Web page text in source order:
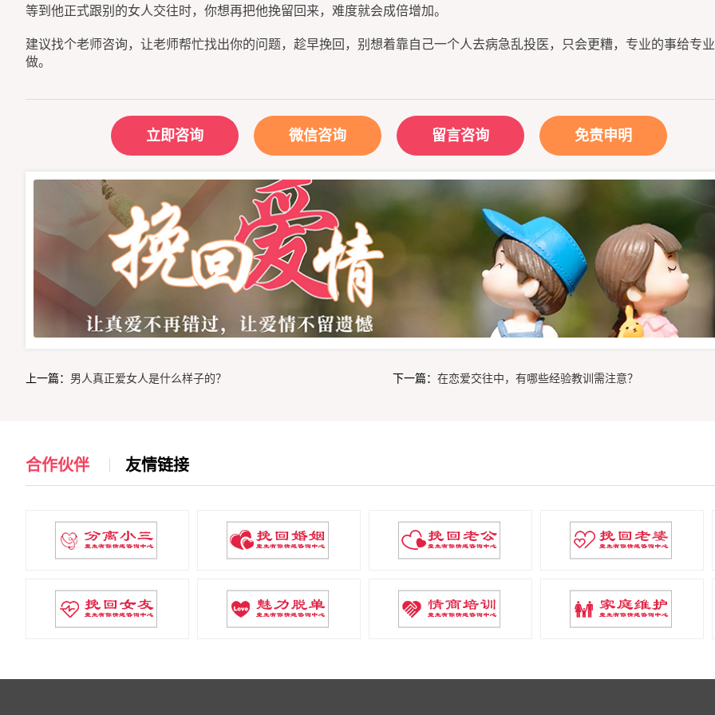
等到他正式跟别的女人交往时，你想再把他挽留回来，难度就会成倍增加。
建议找个老师咨询，让老师帮忙找出你的问题，趁早挽回，别想着靠自己一个人去病急乱投医，只会更糟，专业的事给专
做。
立即咨询 微信咨询 留言咨询 免责申明
上一篇： 男人真正爱女人是什么样子的？ 下一篇： 在恋爱交往中，有哪些经验教训需注意？
合作伙伴 友情链接